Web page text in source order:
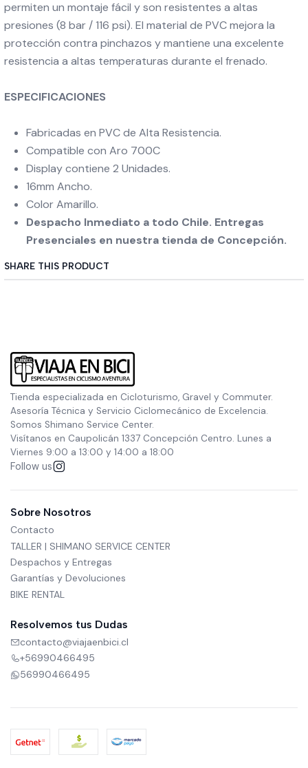
permiten un montaje fácil y son resistentes a altas
presiones (8 bar / 116 psi). El material de PVC mejora la
protección contra pinchazos y mantiene una excelente
resistencia a altas temperaturas durante el frenado.
ESPECIFICACIONES
Fabricadas en PVC de Alta Resistencia.
Compatible con Aro 700C
Display contiene 2 Unidades.
16mm Ancho.
Color Amarillo.
Despacho Inmediato a todo Chile. Entregas
Presenciales en nuestra tienda de Concepción.
SHARE THIS PRODUCT
Tienda especializada en Cicloturismo, Gravel y Commuter.
Asesoría Técnica y Servicio Ciclomecánico de Excelencia.
Somos Shimano Service Center.
Visítanos en Caupolicán 1337 Concepción Centro. Lunes a
Viernes 9:00 a 13:00 y 14:00 a 18:00
Follow us
Sobre Nosotros
Contacto
TALLER | SHIMANO SERVICE CENTER
Despachos y Entregas
Garantías y Devoluciones
BIKE RENTAL
Resolvemos tus Dudas
contacto@viajaenbici.cl
+56990466495
56990466495